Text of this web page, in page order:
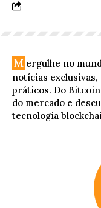
M ergulhe no
notícias exclusivas,
práticos. Do Bitcoin
do mercado e
tecnologia